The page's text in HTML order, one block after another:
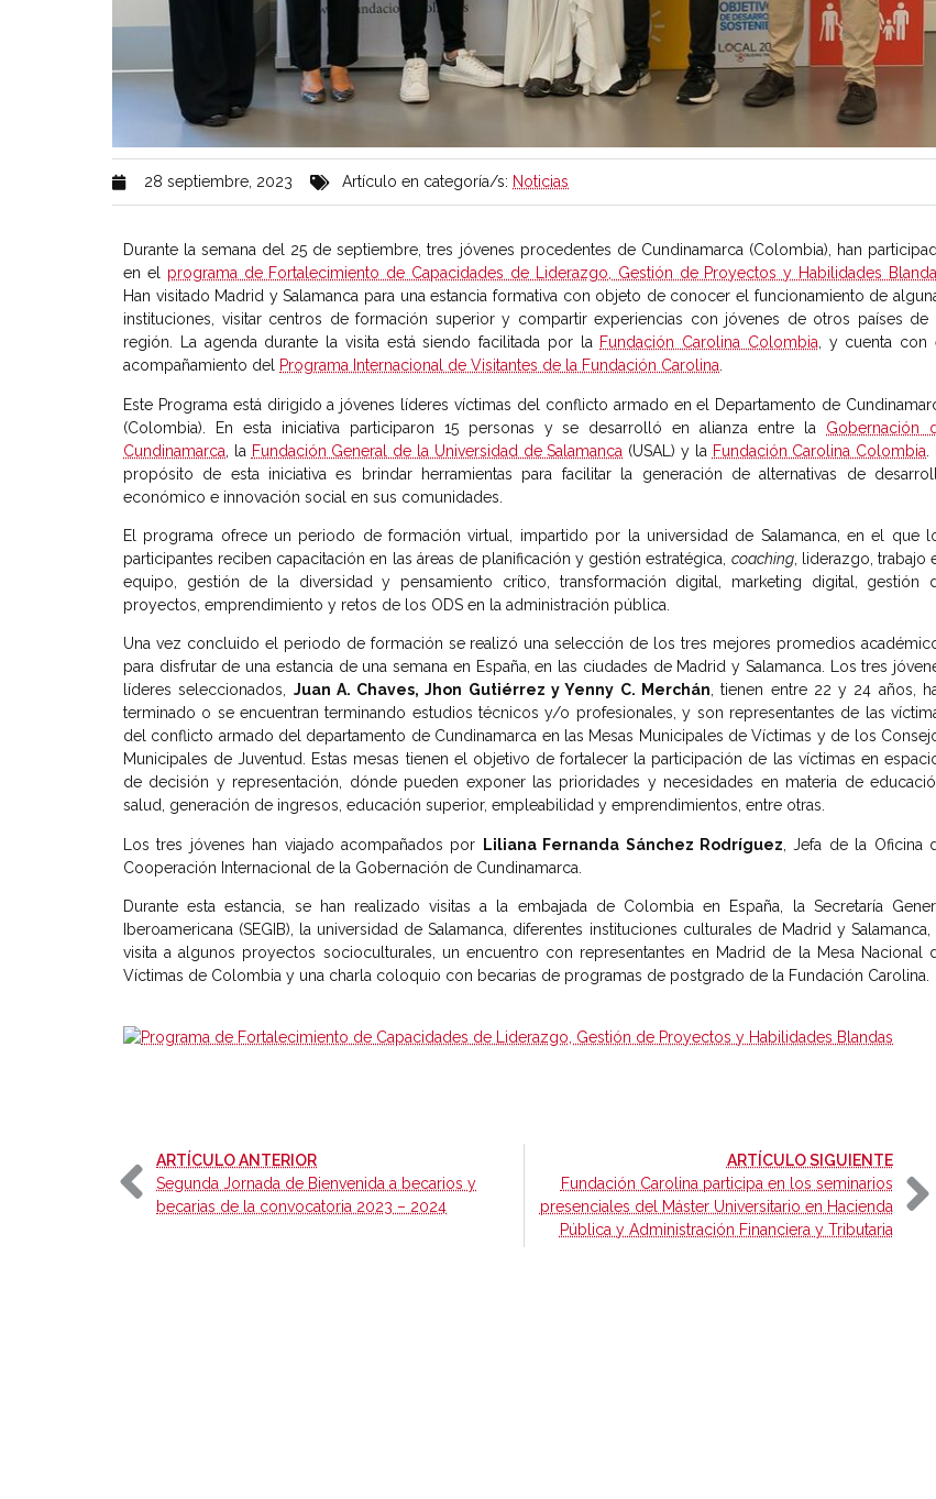
28 septiembre, 2023 Artículo en categoría/s: Noticias
Durante la semana del 25 de septiembre, tres jóvenes procedentes de Cundinamarca (Colombia), han
en el programa de Fortalecimiento de Capacidades de Liderazgo, Gestión de Proyectos y Habilidades
Han visitado Madrid y Salamanca para una estancia formativa con objeto de conocer el funcionamiento de
instituciones, visitar centros de formación superior y compartir experiencias con jóvenes de otros países de
región. La agenda durante la visita está siendo facilitada por la Fundación Carolina Colombia, y cuenta con
acompañamiento del Programa Internacional de Visitantes de la Fundación Carolina.
Este Programa está dirigido a jóvenes líderes víctimas del conflicto armado en el Departamento de
(Colombia). En esta iniciativa participaron 15 personas y se desarrolló en alianza entre la Gobernación
Cundinamarca , la Fundación General de la Universidad de Salamanca (USAL) y la Fundación Carolina Colombia
propósito de esta iniciativa es brindar herramientas para facilitar la generación de alternativas de
económico e innovación social en sus comunidades.
El programa ofrece un periodo de formación virtual, impartido por la universidad de Salamanca, en el que
participantes reciben capacitación en las áreas de planificación y gestión estratégica, coaching, liderazgo, trabajo
equipo, gestión de la diversidad y pensamiento crítico, transformación digital, marketing digital, gestión
proyectos, emprendimiento y retos de los ODS en la administración pública.
Una vez concluido el periodo de formación se realizó una selección de los tres mejores promedios
para disfrutar de una estancia de una semana en España, en las ciudades de Madrid y Salamanca. Los tres
líderes seleccionados, Juan A. Chaves, Jhon Gutiérrez y Yenny C. Merchán, tienen entre 22 y 24 años,
terminado o se encuentran terminando estudios técnicos y/o profesionales, y son representantes de las
del conflicto armado del departamento de Cundinamarca en las Mesas Municipales de Víctimas y de los
Municipales de Juventud. Estas mesas tienen el objetivo de fortalecer la participación de las víctimas en
de decisión y representación, dónde pueden exponer las prioridades y necesidades en materia de
salud, generación de ingresos, educación superior, empleabilidad y emprendimientos, entre otras.
Los tres jóvenes han viajado acompañados por Liliana Fernanda Sánchez Rodríguez , Jefa de la Oficina
Cooperación Internacional de la Gobernación de Cundinamarca.
Durante esta estancia, se han realizado visitas a la embajada de Colombia en España, la Secretaría
Iberoamericana (SEGIB), la universidad de Salamanca, diferentes instituciones culturales de Madrid y Salamanca,
visita a algunos proyectos socioculturales, un encuentro con representantes en Madrid de la Mesa Nacional
Víctimas de Colombia y una charla coloquio con becarias de programas de postgrado de la Fundación Carolina.
ARTÍCULO ANTERIOR-
Segunda Jornada de Bienvenida a becarios y
becarias de la convocatoria 2023 – 2024
ARTÍCULO SIGUIENTE-
Fundación Carolina participa en los seminarios
presenciales del Máster Universitario en Hacienda
Pública y Administración Financiera y Tributaria